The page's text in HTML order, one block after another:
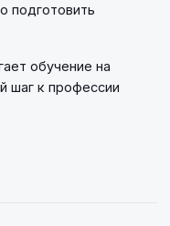
подготовить
обучение на
шаг к профессии